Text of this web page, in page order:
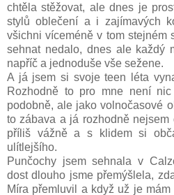
chtěla stěžovat, ale dnes je
stylů oblečení a i zajímavých
všichni víceméně v tom stejném
sehnat nedalo, dnes ale každý
napříč a jednoduše vše sežene.
A já jsem si svoje teen léta
Rozhodně to pro mne není
podobně, ale jako volnočasové
to zábava a já rozhodně
příliš vážně a s klidem si
ulítlejšího.
Punčochy jsem sehnala v
dost dlouho jsme přemýšlela,
Míra přemluvil a když už je